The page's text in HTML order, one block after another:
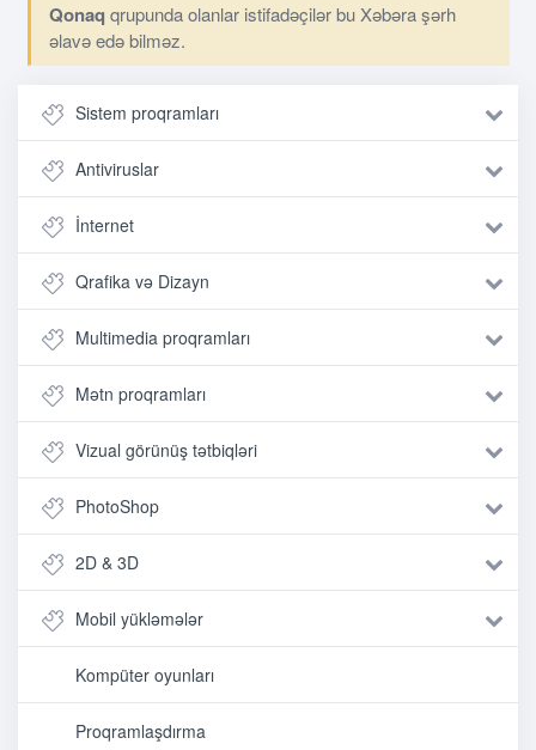
Qonaq qrupunda olanlar istifadəçilər bu Xəbəra şərh
əlavə edə bilməz.
Sistem proqramları
Antiviruslar
İnternet
Qrafika və Dizayn
Multimedia proqramları
Mətn proqramları
Vizual görünüş tətbiqləri
PhotoShop
2D & 3D
Mobil yükləmələr
Kompüter oyunları
Proqramlaşdırma